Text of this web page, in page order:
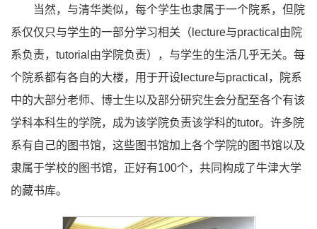
当然，与清华类似，每个学生也隶属于一个院系，但院
系仅仅只与学生的一部分学习相关（lecture与practical由院
系负责，tutorial由学院负责），与学生的生活几乎无关。每
个院系都有各自的大楼，用于开设lecture与practical，院系
中的大部分老师、博士生以及部分研究生会分配至各个有该
学科本科生的学院，成为该学院负责该学科的tutor。许多院
系有自己的图书馆，这些图书馆加上各个学院的图书馆以及
隶属于学校的图书馆，正好有100个，共同构成了牛津大学
的藏书库。